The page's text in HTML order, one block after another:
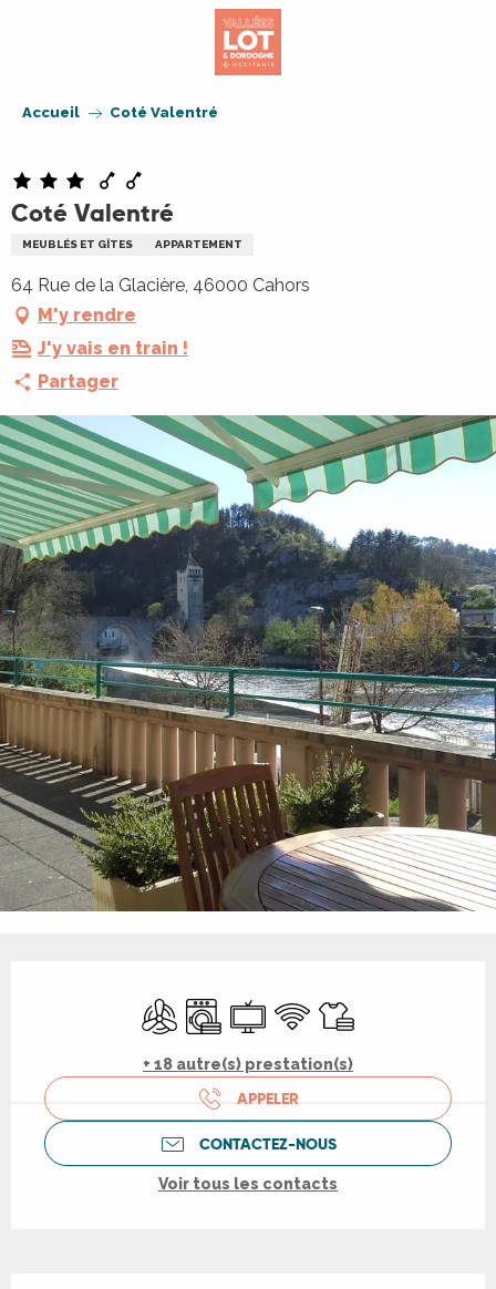
Accueil Coté Valentré
Coté Valentré
MEUBLÉS ET GÎTES APPARTEMENT
64 Rue de la Glacière, 46000 Cahors
M'y rendre
J'y vais en train !
Partager
Air conditionné
Lave lingeTélévision
WiFi Draps et linge
+ 18 autre(s) prestation(s)
APPELER
CONTACTEZ-NOUS
Voir tous les contacts